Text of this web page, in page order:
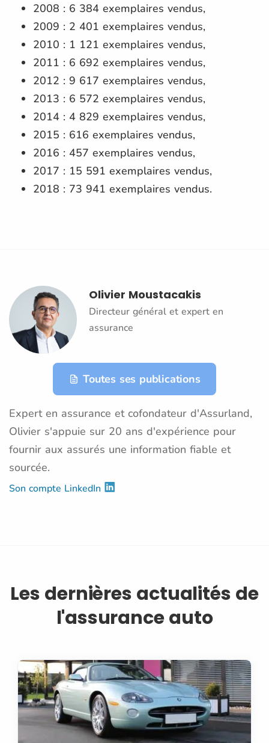
2008 : 6 384 exemplaires vendus,
2009 : 2 401 exemplaires vendus,
2010 : 1 121 exemplaires vendus,
2011 : 6 692 exemplaires vendus,
2012 : 9 617 exemplaires vendus,
2013 : 6 572 exemplaires vendus,
2014 : 4 829 exemplaires vendus,
2015 : 616 exemplaires vendus,
2016 : 457 exemplaires vendus,
2017 : 15 591 exemplaires vendus,
2018 : 73 941 exemplaires vendus.
Olivier Moustacakis
Directeur général et expert en
assurance
Toutes ses publications
Expert en assurance et cofondateur d'Assurland,
Olivier s'appuie sur 20 ans d'expérience pour
fournir aux assurés une information fiable et
sourcée.
Son compte LinkedIn
Les dernières actualités de
l'assurance auto